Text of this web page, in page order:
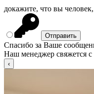
докажите, что вы
Спасибо за Ваше
Наш менеджер свяжется